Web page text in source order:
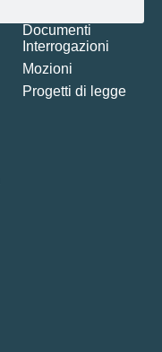
Documenti
Interrogazioni
Mozioni
Progetti di legge